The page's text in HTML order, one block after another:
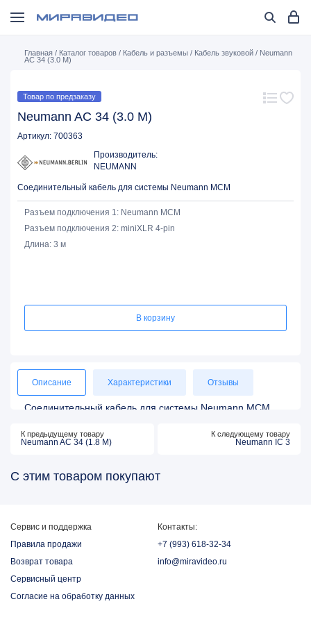
Главная / Каталог товаров / Кабель и разъемы / Кабель звуковой / Neumann
AC 34 (3.0 M)
Товар по предзаказу
Neumann AC 34 (3.0 M)
Артикул: 700363
Производитель:
NEUMANN
Соединительный кабель для системы Neumann MCM
Разъем подключения 1: Neumann MCM
Разъем подключения 2: miniXLR 4-pin
Длина: 3 м
В корзину
Описание Характеристики Отзывы
Соединительный кабель для системы Neumann MCM
Neumann AC 34 (3.0 M) соединительный кабель для подключения
системы Miniature Clip Mic к поясным передатчикам с разъемом
К предыдущему товару
Neumann AC 34 (1.8 M)
К следующему товару
Neumann IC 3
С этим товаром покупают
Сервис и поддержка
Правила продажи
Возврат товара
Сервисный центр
Согласие на обработку данных
Контакты:
+7 (993) 618-32-34
info@miravideo.ru